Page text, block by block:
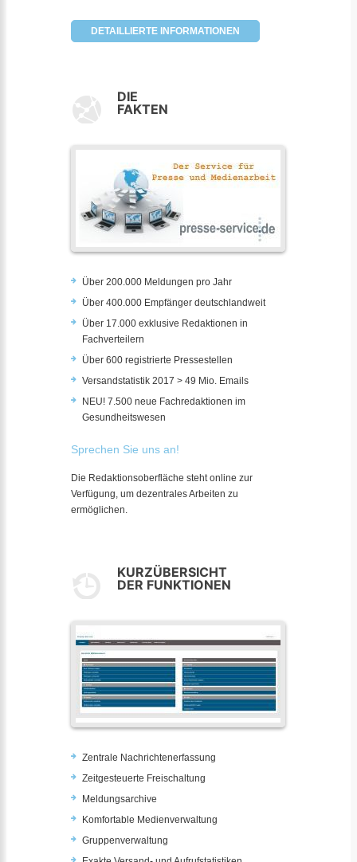
DETAILLIERTE INFORMATIONEN
DIE
FAKTEN
Über 200.000 Meldungen pro Jahr
Über 400.000 Empfänger deutschlandweit
Über 17.000 exklusive Redaktionen in
Fachverteilern
Über 600 registrierte Pressestellen
Versandstatistik 2017 > 49 Mio. Emails
NEU! 7.500 neue Fachredaktionen im
Gesundheitswesen
Sprechen Sie uns an!
Die Redaktionsoberfläche steht online zur
Verfügung, um dezentrales Arbeiten zu
ermöglichen.
KURZÜBERSICHT
DER FUNKTIONEN
Zentrale Nachrichtenerfassung
Zeitgesteuerte Freischaltung
Meldungsarchive
Komfortable Medienverwaltung
Gruppenverwaltung